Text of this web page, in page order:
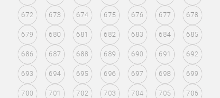
672 673 674 675 676 677 678
679 680 681 682 683 684 685
686 687 688 689 690 691 692
693 694 695 696 697 698 699
700 701 702 703 704 705 706